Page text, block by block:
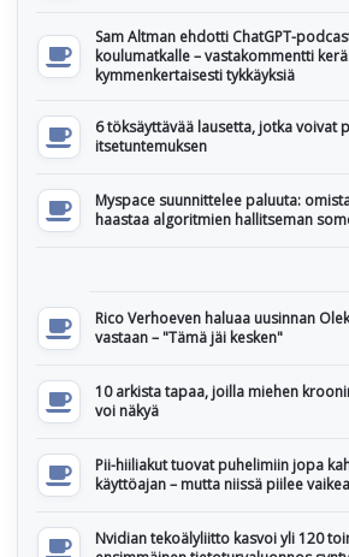
Sam Altman ehdotti ChatGPT-
koulumatkalle – vastakommentti
kymmenkertaisesti tykkäyksiä
6 töksäyttävää lausetta, jotka voivat
itsetuntemuksen
Myspace suunnittelee paluuta:
haastaa algoritmien hallitseman
Rico Verhoeven haluaa uusinnan
vastaan – "Tämä jäi kesken"
10 arkista tapaa, joilla miehen
voi näkyä
Pii-hiiliakut tuovat puhelimiin jopa
käyttöajan – mutta niissä piilee
Nvidian tekoälyliitto kasvoi yli 120